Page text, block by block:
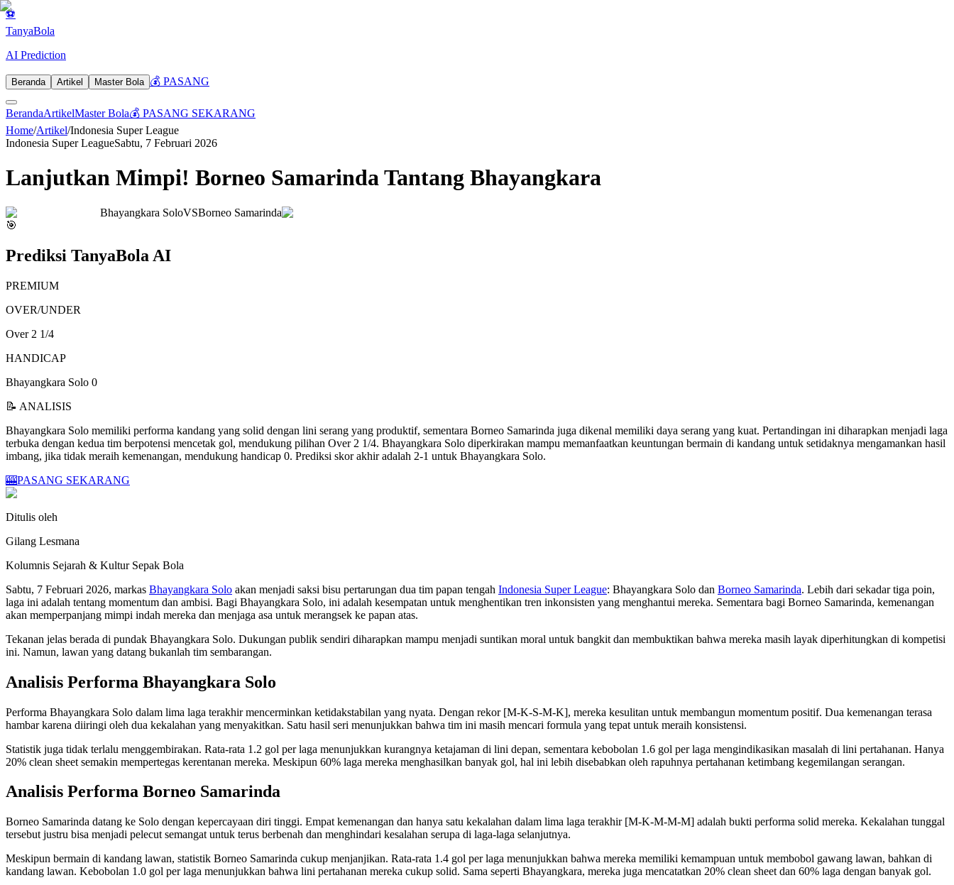
⚽
TanyaBola
AI Prediction
Beranda Artikel Master Bola 💰 PASANG
BerandaArtikelMaster Bola💰 PASANG SEKARANG
Home/Artikel/Indonesia Super League
Indonesia Super LeagueSabtu, 7 Februari 2026
Lanjutkan Mimpi! Borneo Samarinda Tantang Bhayangkara
Bhayangkara SoloVSBorneo Samarinda
🎯
Prediksi TanyaBola AI
PREMIUM
OVER/UNDER
Over 2 1/4
HANDICAP
Bhayangkara Solo 0
📝 ANALISIS
Bhayangkara Solo memiliki performa kandang yang solid dengan lini serang yang produktif, sementara Borneo Samarinda juga dikenal memiliki daya serang yang kuat. Pertandingan ini diharapkan menjadi laga
terbuka dengan kedua tim berpotensi mencetak gol, mendukung pilihan Over 2 1/4. Bhayangkara Solo diperkirakan mampu memanfaatkan keuntungan bermain di kandang untuk setidaknya mengamankan hasil
imbang, jika tidak meraih kemenangan, mendukung handicap 0. Prediksi skor akhir adalah 2-1 untuk Bhayangkara Solo.
🎰PASANG SEKARANG
Ditulis oleh
Gilang Lesmana
Kolumnis Sejarah & Kultur Sepak Bola
Sabtu, 7 Februari 2026, markas Bhayangkara Solo akan menjadi saksi bisu pertarungan dua tim papan tengah Indonesia Super League: Bhayangkara Solo dan Borneo Samarinda. Lebih dari sekadar tiga poin,
laga ini adalah tentang momentum dan ambisi. Bagi Bhayangkara Solo, ini adalah kesempatan untuk menghentikan tren inkonsisten yang menghantui mereka. Sementara bagi Borneo Samarinda, kemenangan
akan memperpanjang mimpi indah mereka dan menjaga asa untuk merangsek ke papan atas.
Tekanan jelas berada di pundak Bhayangkara Solo. Dukungan publik sendiri diharapkan mampu menjadi suntikan moral untuk bangkit dan membuktikan bahwa mereka masih layak diperhitungkan di kompetisi
ini. Namun, lawan yang datang bukanlah tim sembarangan.
Analisis Performa Bhayangkara Solo
Performa Bhayangkara Solo dalam lima laga terakhir mencerminkan ketidakstabilan yang nyata. Dengan rekor [M-K-S-M-K], mereka kesulitan untuk membangun momentum positif. Dua kemenangan terasa
hambar karena diiringi oleh dua kekalahan yang menyakitkan. Satu hasil seri menunjukkan bahwa tim ini masih mencari formula yang tepat untuk meraih konsistensi.
Statistik juga tidak terlalu menggembirakan. Rata-rata 1.2 gol per laga menunjukkan kurangnya ketajaman di lini depan, sementara kebobolan 1.6 gol per laga mengindikasikan masalah di lini pertahanan. Hanya
20% clean sheet semakin mempertegas kerentanan mereka. Meskipun 60% laga mereka menghasilkan banyak gol, hal ini lebih disebabkan oleh rapuhnya pertahanan ketimbang kegemilangan serangan.
Analisis Performa Borneo Samarinda
Borneo Samarinda datang ke Solo dengan kepercayaan diri tinggi. Empat kemenangan dan hanya satu kekalahan dalam lima laga terakhir [M-K-M-M-M] adalah bukti performa solid mereka. Kekalahan tunggal
tersebut justru bisa menjadi pelecut semangat untuk terus berbenah dan menghindari kesalahan serupa di laga-laga selanjutnya.
Meskipun bermain di kandang lawan, statistik Borneo Samarinda cukup menjanjikan. Rata-rata 1.4 gol per laga menunjukkan bahwa mereka memiliki kemampuan untuk membobol gawang lawan, bahkan di
kandang lawan. Kebobolan 1.0 gol per laga menunjukkan bahwa lini pertahanan mereka cukup solid. Sama seperti Bhayangkara, mereka juga mencatatkan 20% clean sheet dan 60% laga dengan banyak gol.